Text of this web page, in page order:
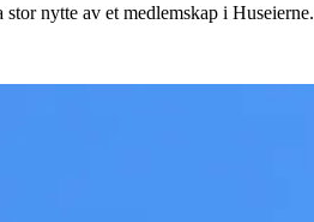
nytte av et medlemskap i Huseierne.